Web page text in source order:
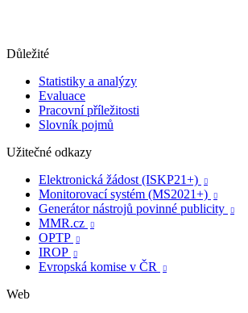
Důležité
Statistiky a analýzy
Evaluace
Pracovní příležitosti
Slovník pojmů
Užitečné odkazy
Elektronická žádost (ISKP21+)

Monitorovací systém (MS2021+) 
Generátor nástrojů povinné publicity 
MMR.cz 
OPTP 
IROP 
Evropská komise v ČR 
Web